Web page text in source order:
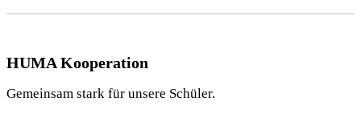
HUMA Kooperation
Gemeinsam stark für unsere Schüler.